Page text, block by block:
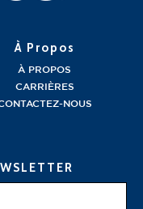
À Propos
À PROPOS
CARRIÈRES
NOUS